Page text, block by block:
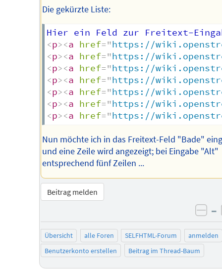
Die gekürzte Liste:
<p><a href="https://
<p><a href="https://
<p><a href="https://
<p><a href="https://
<p><a href="https://
<p><a href="https://
<p><a href="https://
Nun möchte ich in das Freitext-Feld "Bade"
und eine Zeile wird angezeigt; bei Eingabe "Alt"
entsprechend fünf Zeilen ...
Beitrag melden
–
Übersicht alle Foren SELFHTML-Forum
anmelden
Benutzerkonto erstellen
Beitrag im Thread-Baum